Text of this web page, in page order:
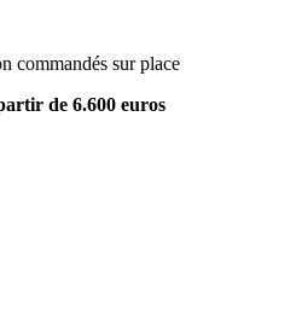
commandés sur place
de 6.600 euros